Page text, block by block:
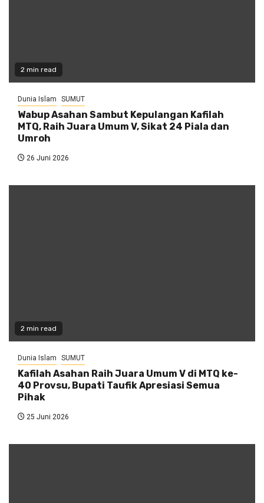
2 min read
Dunia Islam SUMUT
Wabup Asahan Sambut Kepulangan Kafilah
MTQ, Raih Juara Umum V, Sikat 24 Piala dan
Umroh
26 Juni 2026
2 min read
Dunia Islam SUMUT
Kafilah Asahan Raih Juara Umum V di MTQ ke-
40 Provsu, Bupati Taufik Apresiasi Semua
Pihak
25 Juni 2026